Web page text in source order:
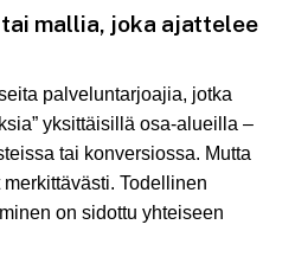
mallia, joka ajattelee
palveluntarjoajia, jotka
yksittäisillä osa-alueilla –
tai konversiossa. Mutta
Todellinen
on sidottu yhteiseen